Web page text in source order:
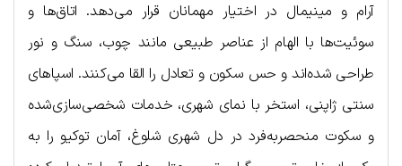
آرام و مینیمال در اختیار مهمانان قرار می‌دهد. اتاق‌ها و
سوئیت‌ها با الهام از عناصر طبیعی مانند چوب، سنگ و نور
طراحی شده‌اند و حس سکون و تعادل را القا می‌کنند. اسپاهای
سنتی ژاپنی، استخر با نمای شهری، خدمات شخصی‌سازی‌شده
و سکوت منحصربه‌فرد در دل شهری شلوغ، آمان توکیو را به